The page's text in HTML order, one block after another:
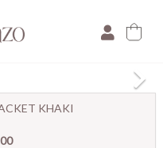
KHAKI